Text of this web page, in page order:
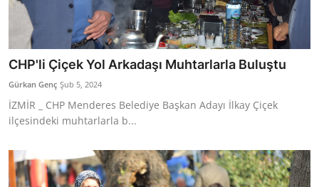
CHP'li Çiçek Yol Arkadaşı Muhtarlarla Buluştu
Gürkan Genç Şub 5, 2024
İZMİR _ CHP Menderes Belediye Başkan Adayı İlkay Çiçek
ilçesindeki muhtarlarla b...